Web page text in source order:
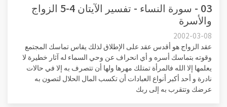
03 - سورة النساء - تفسير الآيتان 4-5 الزواج
والأسرة
2002-03-08
عقد الزواج هو أقدس عقد على الإطلاق لذلك يقاس تماسك المجتمع
وقوته بتماسك أسره و أي انحراف عن وحي السماء له آثار خطيرة لا
يعلمها إلا الله فالمرأة تمتلك مهرها ولها أن تتصرف به إلا في حالات
نادرة و أحد أكبر أنواع العبادات أن تكسب المال الحلال لتصون به
عرضك وتتقرب به إلى ربك